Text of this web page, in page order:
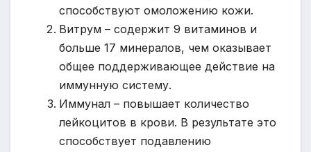
способствуют омоложению кожи.
Витрум – содержит 9 витаминов и
больше 17 минералов, чем оказывает
общее поддерживающее действие на
иммунную систему.
Иммунал – повышает количество
лейкоцитов в крови. В результате это
способствует подавлению